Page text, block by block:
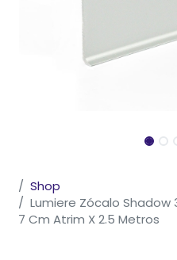
Shop
Lumiere Zócalo
7 Cm Atrim X 2.5 Metros